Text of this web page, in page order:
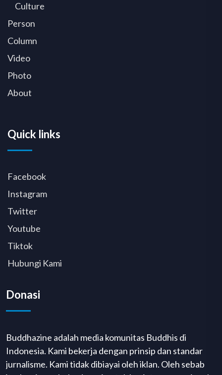
Culture
Person
Column
Video
Photo
About
Quick links
Facebook
Instagram
Twitter
Youtube
Tiktok
Hubungi Kami
Donasi
Buddhazine adalah media komunitas Buddhis di
Indonesia. Kami bekerja dengan prinsip dan standar
jurnalisme. Kami tidak dibiayai oleh iklan. Oleh sebab